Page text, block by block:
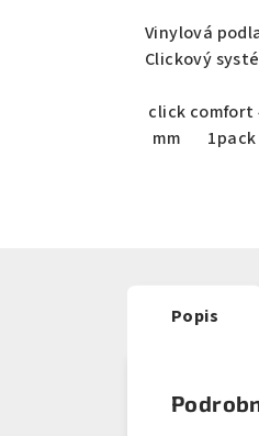
Vinylová
Clickový
click comfort
mm 1pack :
Popis